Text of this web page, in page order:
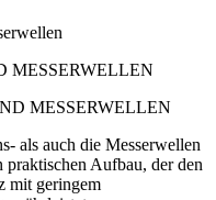
MESSERWELLEN
als auch die Messerwellen
praktischen Aufbau, der den
mit geringem